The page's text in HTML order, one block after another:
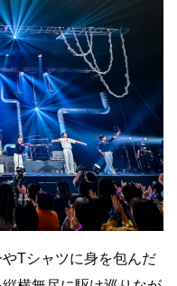
Tシャツに身を包んだ